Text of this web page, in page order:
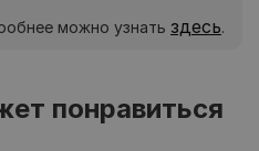
можно узнать здесь.
понравиться